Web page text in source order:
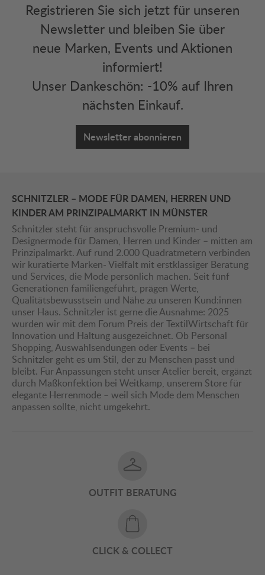
Registrieren Sie sich jetzt für unseren
Newsletter und bleiben Sie über
neue Marken, Events und Aktionen
informiert!
Unser Dankeschön: -10% auf Ihren
nächsten Einkauf.
Newsletter abonnieren
SCHNITZLER – MODE FÜR DAMEN, HERREN UND
KINDER AM PRINZIPALMARKT IN MÜNSTER
Schnitzler steht für anspruchsvolle Premium- und
Designermode für Damen, Herren und Kinder – mitten am
Prinzipalmarkt. Auf rund 2.000 Quadratmetern verbinden
wir kuratierte Marken- Vielfalt mit erstklassiger Beratung
und Services, die Mode persönlich machen. Seit fünf
Generationen familiengeführt, prägen Werte,
Qualitätsbewusstsein und Nähe zu unseren Kund:innen
unser Haus. Schnitzler ist gerne die Ausnahme: 2025
wurden wir mit dem Forum Preis der TextilWirtschaft für
Innovation und Haltung ausgezeichnet. Ob Personal
Shopping, Auswahlsendungen oder Events – bei
Schnitzler geht es um Stil, der zu Menschen passt und
bleibt. Für Anpassungen steht unser Atelier bereit, ergänzt
durch Maßkonfektion bei Weitkamp, unserem Store für
elegante Herrenmode – weil sich Mode dem Menschen
anpassen sollte, nicht umgekehrt.
OUTFIT BERATUNG
CLICK & COLLECT